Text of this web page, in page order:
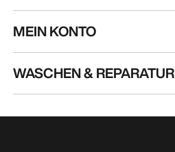
MEIN KONTO
WASCHEN & REPARATUR